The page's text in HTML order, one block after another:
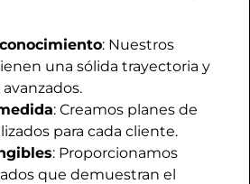
: Nuestros
una sólida trayectoria y
: Creamos planes de
para cada cliente.
: Proporcionamos
que demuestran el